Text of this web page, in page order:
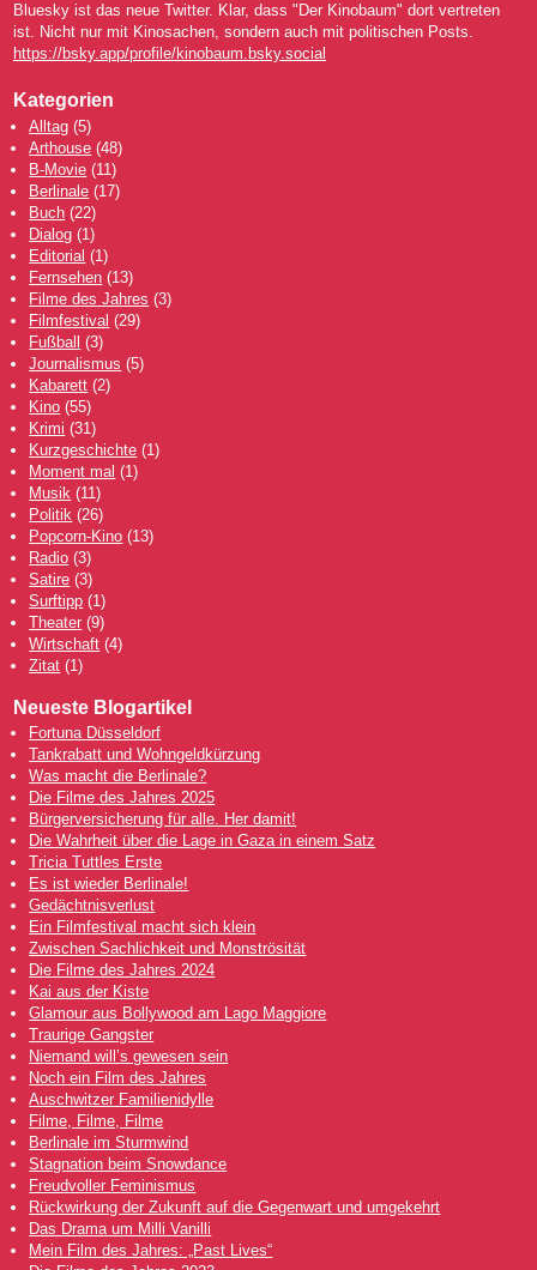
Bluesky ist das neue Twitter. Klar, dass "Der Kinobaum" dort vertreten
ist. Nicht nur mit Kinosachen, sondern auch mit politischen Posts.
https://bsky.app/profile/kinobaum.bsky.social
Kategorien
Alltag (5)
Arthouse (48)
B-Movie (11)
Berlinale (17)
Buch (22)
Dialog (1)
Editorial (1)
Fernsehen (13)
Filme des Jahres (3)
Filmfestival (29)
Fußball (3)
Journalismus (5)
Kabarett (2)
Kino (55)
Krimi (31)
Kurzgeschichte (1)
Moment mal (1)
Musik (11)
Politik (26)
Popcorn-Kino (13)
Radio (3)
Satire (3)
Surftipp (1)
Theater (9)
Wirtschaft (4)
Zitat (1)
Neueste Blogartikel
Fortuna Düsseldorf
Tankrabatt und Wohngeldkürzung
Was macht die Berlinale?
Die Filme des Jahres 2025
Bürgerversicherung für alle. Her damit!
Die Wahrheit über die Lage in Gaza in einem Satz
Tricia Tuttles Erste
Es ist wieder Berlinale!
Gedächtnisverlust
Ein Filmfestival macht sich klein
Zwischen Sachlichkeit und Monströsität
Die Filme des Jahres 2024
Kai aus der Kiste
Glamour aus Bollywood am Lago Maggiore
Traurige Gangster
Niemand will’s gewesen sein
Noch ein Film des Jahres
Auschwitzer Familienidylle
Filme, Filme, Filme
Berlinale im Sturmwind
Stagnation beim Snowdance
Freudvoller Feminismus
Rückwirkung der Zukunft auf die Gegenwart und umgekehrt
Das Drama um Milli Vanilli
Mein Film des Jahres: „Past Lives“